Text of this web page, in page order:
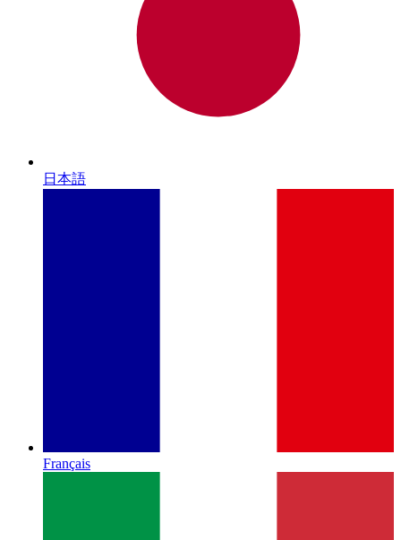
日本語
Français